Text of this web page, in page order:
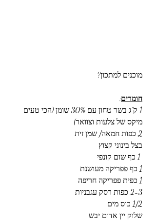
מוכנים למתכון?
חומרים:
1 ק"ג בשר טחון עם 30% שומן (הכי טעים
מיקס של צלעות וצוואר)
2 כפות חמאה/ שמן זית
בצל בינוני קצוץ
1 כף פפריקה מעושנת
1 כפית פפריקה חריפה
2-3 כפות רסק עגבניות
1/2 כוס מים
שלוק יין אדום יבש